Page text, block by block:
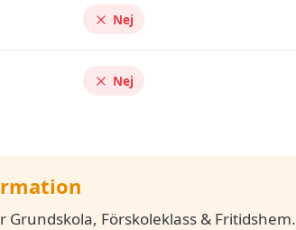
Nej
Nej
Grundskola, Förskoleklass & Fritidshem.